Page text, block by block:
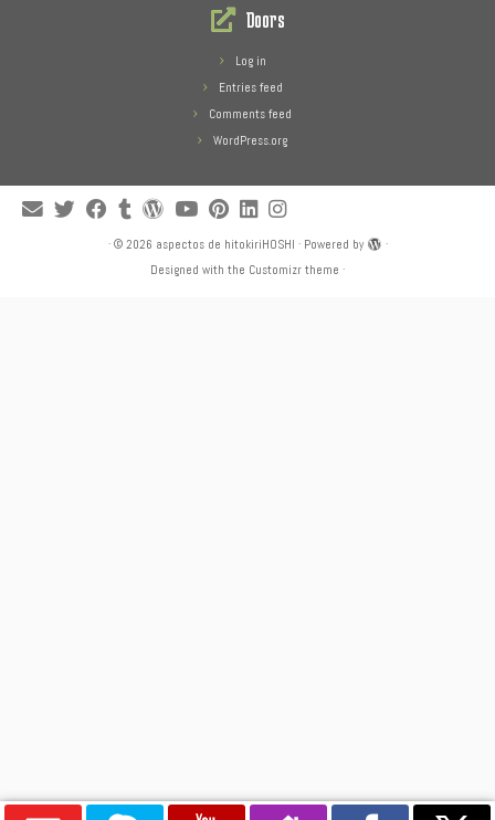
Doors
Log in
Entries feed
Comments feed
WordPress.org
· © 2026 aspectos de hitokiriHOSHI · Powered by
·
Designed with the Customizr theme ·